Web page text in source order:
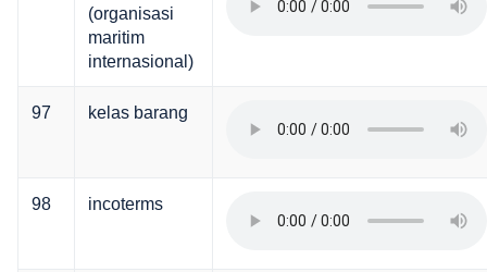
(organisasi
maritim
internasional)
97 kelas barang
98 incoterms